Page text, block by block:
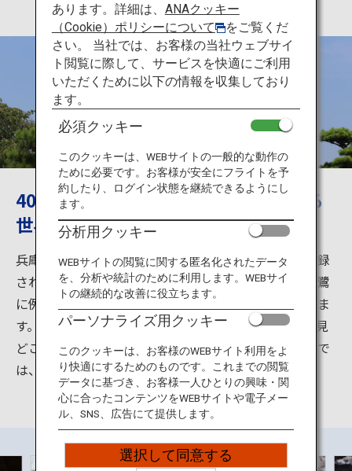
旅のアイデア
行き先
旅のお役立ち情報
ANA サービス
400年以上も美しさと迫力を持ち続ける
世界遺産「姫路城」
兵庫県姫路市の姫路城は、ユネスコ世界文化遺産に登録
された名城。青空に映えるその姿は水から飛び立つ白鷺
に例えられ、別名「白鷺城」とも呼ばれ親しまれていま
す。荘厳な天守閣をはじめ、防衛のための仕掛けなど見
どころがたっぷり。西御屋敷跡に造られた「好古園」で
は、姫路城を臨みながら食事やお茶を楽しめます。
あります。詳細は、 ANAクッキー
（Cookie）ポリシーについて
をご覧くだ
さい。 当社では、お客様の当社ウェブサイ
ト閲覧に際して、サービスを快適にご利用
いただくために以下の情報を収集しており
ます。
必須クッキー
このクッキーは、WEBサイトの一般的な動作の
ために必要です。お客様が安全にフライトを予
約したり、ログイン状態を継続できるようにし
ます。
分析用クッキー
WEBサイトの閲覧に関する匿名化されたデータ
を、分析や統計のために利用します。WEBサイ
トの継続的な改善に役立ちます。
パーソナライズ用クッキー
このクッキーは、お客様のWEBサイト利用をよ
り快適にするためのものです。これまでの閲覧
データに基づき、お客様一人ひとりの興味・関
心に合ったコンテンツをWEBサイトや電子メー
ル、SNS、広告にて提供します。
選択して同意する